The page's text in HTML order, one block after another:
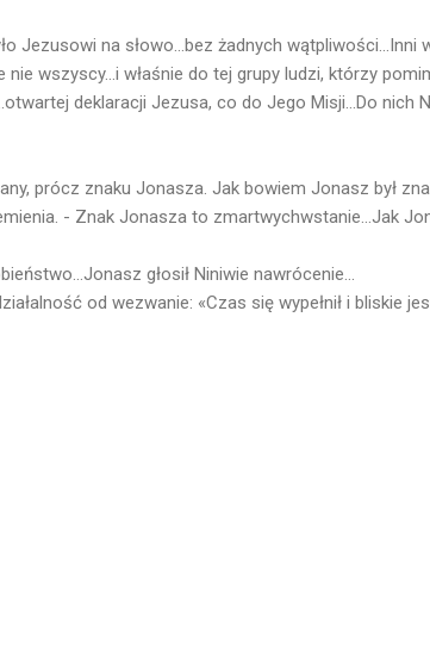
Jezusowi na słowo...bez żadnych wątpliwości...Inni
nie wszyscy...i właśnie do tej grupy ludzi, którzy
deklaracji Jezusa, co do Jego Misji...Do nich
prócz znaku Jonasza. Jak bowiem Jonasz był
- Znak Jonasza to zmartwychwstanie...Jak
głosił Niniwie nawrócenie...
od wezwanie: «Czas się wypełnił i bliskie